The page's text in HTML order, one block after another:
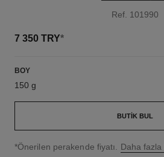
Ref. 101990
7 350 TRY*
BOY
150 g
BUTIK BUL
↩
*Önerilen perakende fiyatı. Daha fazla